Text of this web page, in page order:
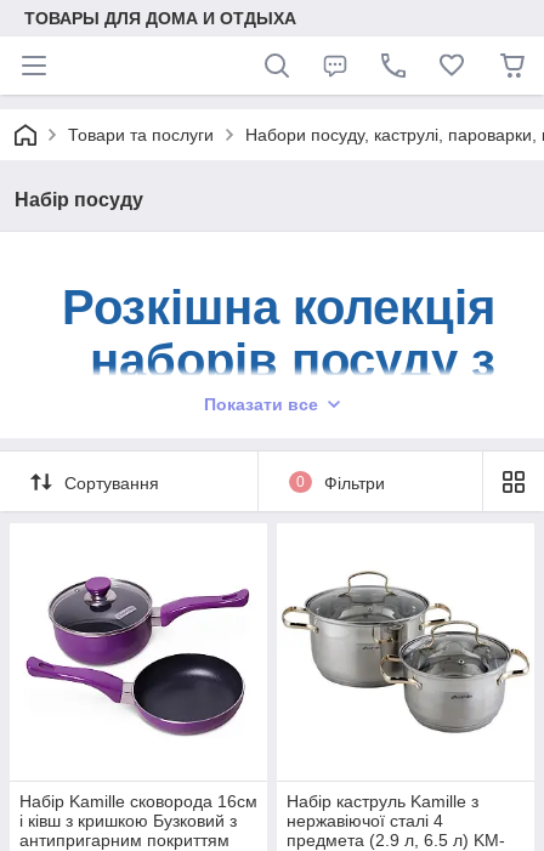
ТОВАРЫ ДЛЯ ДОМА И ОТДЫХА
Товари та послуги Набори посуду, каструлі, пароварки,
Набір посуду
Розкішна колекція
наборів посуду з
нержавіючої сталі
Показати все
Сортування 0 Фільтри
Набір Kamille сковорода 16см
і ківш з кришкою Бузковий з
антипригарним покриттям
Набір каструль Kamille з
нержавіючої сталі 4
предмета (2.9 л, 6.5 л) KM-